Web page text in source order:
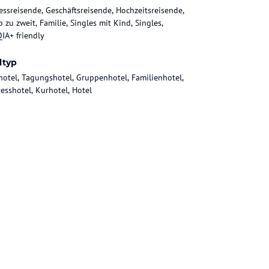
Geschäftsreisende, Hochzeitsreisende,
zu zweit, Familie, Singles mit Kind, Singles,
friendly
Tagungshotel, Gruppenhotel, Familienhotel,
Kurhotel, Hotel